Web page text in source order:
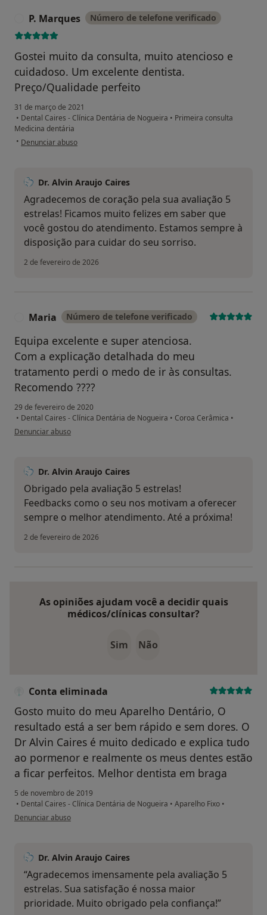
P. Marques Número de telefone verificado
Gostei muito da consulta, muito atencioso e
cuidadoso. Um excelente dentista.
Preço/Qualidade perfeito
31 de março de 2021
• Dental Caires - Clínica Dentária de Nogueira • Primeira consulta
Medicina dentária
• na opinião do utilizador P. Marques
Denunciar abuso
Dr. Alvin Araujo Caires
Agradecemos de coração pela sua avaliação 5
estrelas! Ficamos muito felizes em saber que
você gostou do atendimento. Estamos sempre à
disposição para cuidar do seu sorriso.
2 de fevereiro de 2026
Maria Número de telefone verificado
Equipa excelente e super atenciosa.
Com a explicação detalhada do meu
tratamento perdi o medo de ir às consultas.
Recomendo ????
29 de fevereiro de 2020
• Dental Caires - Clínica Dentária de Nogueira • Coroa Cerâmica •
na opinião do utilizador Maria
Denunciar abuso
Dr. Alvin Araujo Caires
Obrigado pela avaliação 5 estrelas!
Feedbacks como o seu nos motivam a oferecer
sempre o melhor atendimento. Até a próxima!
2 de fevereiro de 2026
As opiniões ajudam você a decidir quais
médicos/clínicas consultar?
Sim Não
Conta eliminada
Gosto muito do meu Aparelho Dentário, O
resultado está a ser bem rápido e sem dores. O
Dr Alvin Caires é muito dedicado e explica tudo
ao pormenor e realmente os meus dentes estão
a ficar perfeitos. Melhor dentista em braga
5 de novembro de 2019
• Dental Caires - Clínica Dentária de Nogueira • Aparelho Fixo •
na opinião do utilizador Conta eliminada
Denunciar abuso
Dr. Alvin Araujo Caires
“Agradecemos imensamente pela avaliação 5
estrelas. Sua satisfação é nossa maior
prioridade. Muito obrigado pela confiança!”